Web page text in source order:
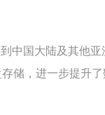
国大陆及其他
储，进一步提升了